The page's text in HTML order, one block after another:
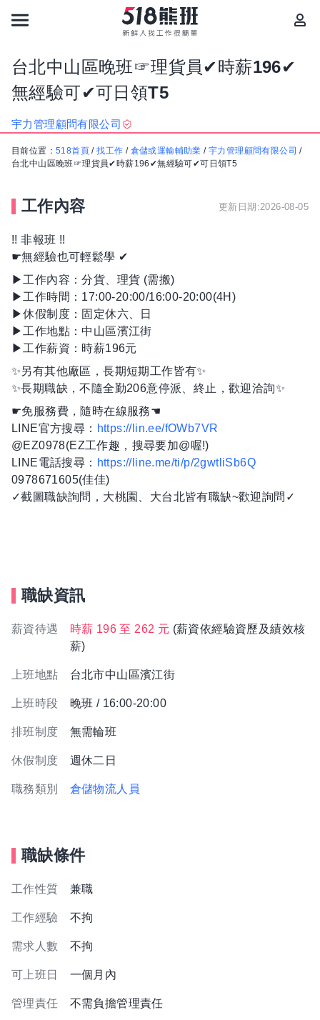
台北中山區晚班☞理貨員✔時薪196✔
無經驗可✔可日領T5
宇力管理顧問有限公司
目前位置： 518首頁 /找工作 / 倉儲或運輸輔助業 /宇力管理顧問有限公司 /
台北中山區晚班☞理貨員✔時薪196✔無經驗可✔可日領T5
工作內容 更新日期:2026-08-05
!! 非報班 !!
☛無經驗也可輕鬆學 ✔
▶工作內容：分貨、理貨 (需搬)
▶工作時間：17:00-20:00/16:00-20:00(4H)
▶休假制度：固定休六、日
▶工作地點：中山區濱江街
▶工作薪資：時薪196元
✨另有其他廠區，長期短期工作皆有✨
✨長期職缺，不隨全勤206意停派、終止，歡迎洽詢✨
☛免服務費，隨時在線服務☚
LINE官方搜尋： https://lin.ee/fOWb7VR
@EZ0978(EZ工作趣，搜尋要加@喔!)
LINE電話搜尋： https://line.me/ti/p/2gwtliSb6Q
0978671605(佳佳)
✓截圖職缺詢問，大桃園、大台北皆有職缺~歡迎詢問✓
職缺資訊
薪資待遇 時薪 196 至 262 元 (薪資依經驗資歷及績效核
薪)
上班地點 台北市中山區濱江街
上班時段 晚班 / 16:00-20:00
排班制度 無需輪班
休假制度 週休二日
職務類別 倉儲物流人員
職缺條件
工作性質 兼職
工作經驗 不拘
需求人數 不拘
可上班日 一個月內
管理責任 不需負擔管理責任